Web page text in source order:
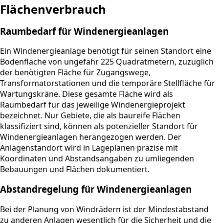
Flächenverbrauch
Raumbedarf für Windenergieanlagen
Ein Windenergieanlage benötigt für seinen Standort eine
Bodenfläche von ungefähr 225 Quadratmetern, zuzüglich
der benötigten Fläche für Zugangswege,
Transformatorstationen und die temporäre Stellfläche für
Wartungskräne. Diese gesamte Fläche wird als
Raumbedarf für das jeweilige Windenergieprojekt
bezeichnet. Nur Gebiete, die als baureife Flächen
klassifiziert sind, können als potenzieller Standort für
Windenergieanlagen herangezogen werden. Der
Anlagenstandort wird in Lageplänen präzise mit
Koordinaten und Abstandsangaben zu umliegenden
Bebauungen und Flächen dokumentiert.
Abstandregelung für Windenergieanlagen
Bei der Planung von Windrädern ist der Mindestabstand
zu anderen Anlagen wesentlich für die Sicherheit und die